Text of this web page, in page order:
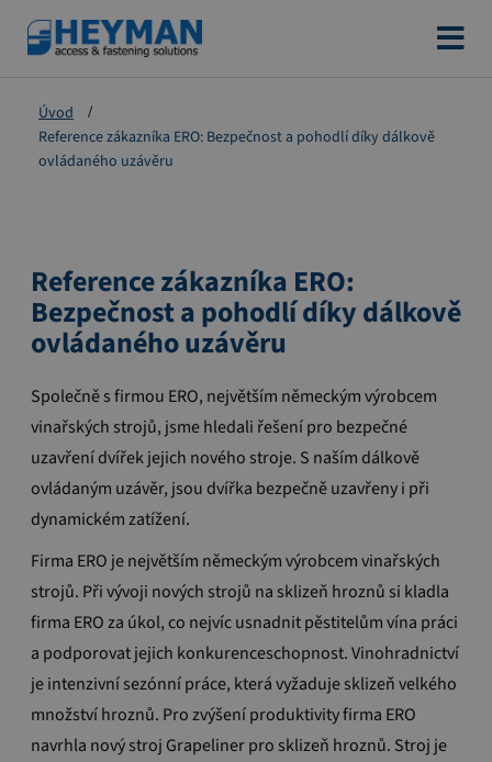
Přejít
na
Úvod
Reference zákazníka ERO: Bezpečnost a pohodlí díky dálkově
ovládaného uzávěru
Reference zákazníka ERO:
Bezpečnost a pohodlí díky dálkově
ovládaného uzávěru
Společně s firmou ERO, největším německým výrobcem
vinařských strojů, jsme hledali řešení pro bezpečné
uzavření dvířek jejich nového stroje. S naším dálkově
ovládaným uzávěr, jsou dvířka bezpečně uzavřeny i při
dynamickém zatížení.
Firma ERO je největším německým výrobcem vinařských
strojů. Při vývoji nových strojů na sklizeň hroznů si kladla
firma ERO za úkol, co nejvíc usnadnit pěstitelům vína práci
a podporovat jejich konkurenceschopnost.Vinohradnictví
je intenzivní sezónní práce, která vyžaduje sklizeň velkého
množství hroznů. Pro zvýšení produktivity firma ERO
navrhla nový stroj Grapeliner pro sklizeň hroznů. Stroj je